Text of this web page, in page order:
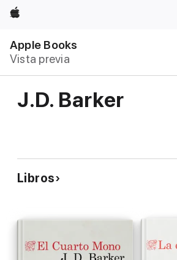
Apple
Apple Books
Vista previa
local
Abrir
J.D. Barker
Libros